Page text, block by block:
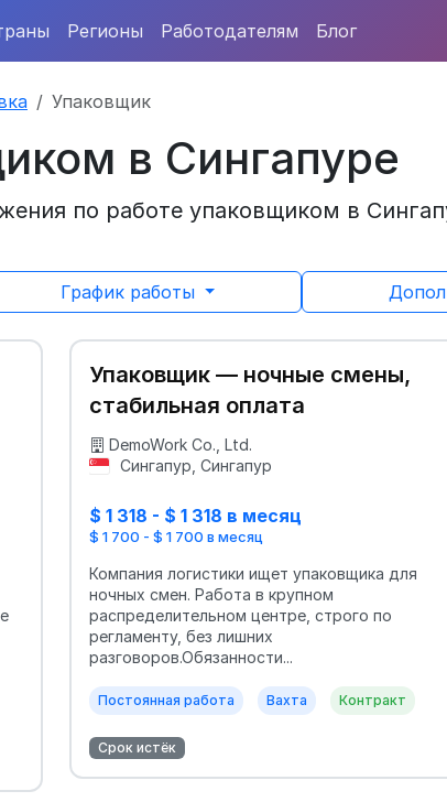
Регионы Работодателям Блог
Упаковщик
в Сингапуре
по работе упаковщиком в
График работы
Упаковщик — ночные смены,
стабильная оплата
DemoWork Co., Ltd.
Сингапур, Сингапур
$ 1 318 - $ 1 318 в месяц
$ 1 700 - $ 1 700 в месяц
Компания логистики ищет упаковщика для
ночных смен. Работа в крупном
распределительном центре, строго по
регламенту, без лишних
разговоров.Обязанности...
Постоянная работа Вахта Контракт
Срок истёк